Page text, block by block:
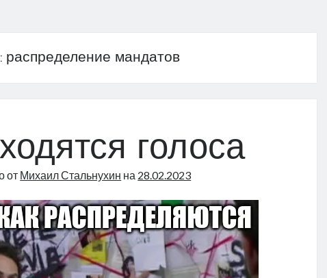
распределение мандатов
голоса
от Михаил Стальнухин на 28.02.2023